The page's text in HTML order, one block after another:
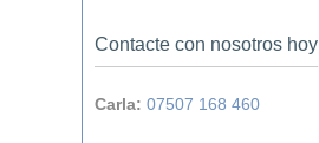
Contacte con nosotros hoy
Carla: 07507 168 460